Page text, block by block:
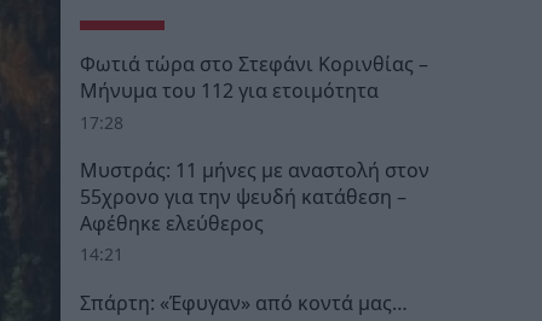
Φωτιά τώρα στο Στεφάνι Κορινθίας –
Μήνυμα του 112 για ετοιμότητα
17:28
Μυστράς: 11 μήνες με αναστολή στον
55χρονο για την ψευδή κατάθεση –
Αφέθηκε ελεύθερος
14:21
Σπάρτη: «Έφυγαν» από κοντά μας…